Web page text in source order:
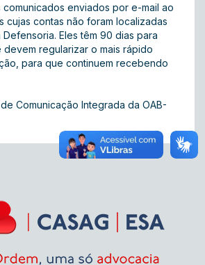
enviados por e-mail ao
cujas contas não foram localizadas
Eles têm 90 dias para
regularizar o mais rápido
para que continuem recebendo
Comunicação Integrada da OAB-